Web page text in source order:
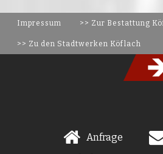
Impressum >> Zur Bestattung
>> Zu den Stadtwerken Köflach
Anfrage